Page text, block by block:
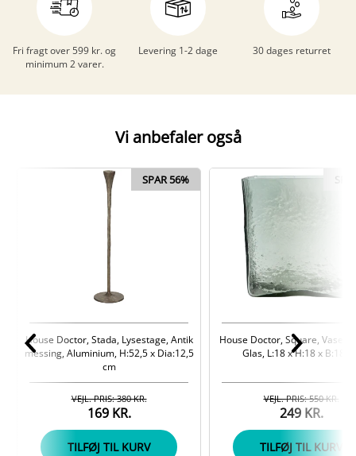
Fri fragt over 599 kr. og
minimum 2 varer.
Levering 1-2 dage 30 dages returret
Vi anbefaler også
SPAR 56%
House Doctor, Stada, Lysestage, Antik
messing, Aluminium, H:52,5 x Dia:12,5
cm
169 KR.
VEJL. PRIS: 380 KR.
TILFØJ TIL KURV
House Doctor, Square, Vase,
Glas, L:18 x H:18 x B:18
249 KR.
VEJL. PRIS: 550 KR.
TILFØJ TIL KURV